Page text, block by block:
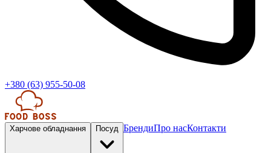
+380 (63) 955-50-08
Харчове обладнання Посуд БрендиПро насКонтакти